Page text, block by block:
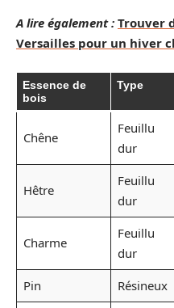
A lire également : Trouver
Versailles pour un hiver
Essence de
bois
Type
Chêne
Feuillu
dur
Hêtre
Feuillu
dur
Charme
Feuillu
dur
Pin Résineux